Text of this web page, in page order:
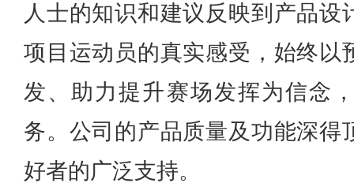
人士的知识和建议反映到产品设
项目运动员的真实感受，始终以
发、助力提升赛场发挥为信念
务。公司的产品质量及功能深得
好者的广泛支持。